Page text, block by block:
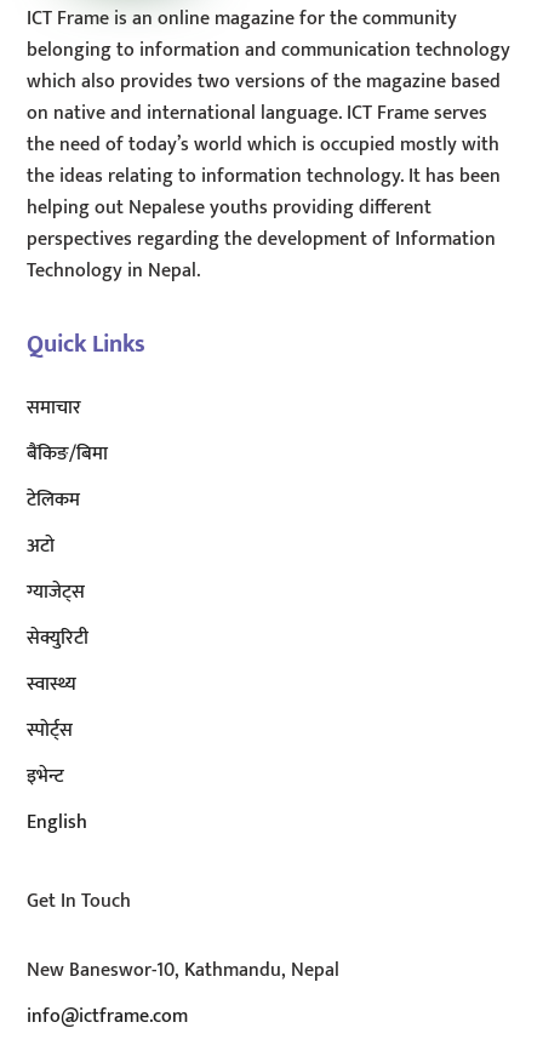
ICT Frame is an online magazine for the community
belonging to information and communication technology
which also provides two versions of the magazine based
on native and international language. ICT Frame serves
the need of today’s world which is occupied mostly with
the ideas relating to information technology. It has been
helping out Nepalese youths providing different
perspectives regarding the development of Information
Technology in Nepal.
Quick Links
समाचार
बैंकिङ/बिमा
टेलिकम
अटाे
ग्याजेट्स
सेक्युरिटी
स्वास्थ्य
स्पोर्ट्स
इभेन्ट
English
Get In Touch
New Baneswor-10, Kathmandu, Nepal
info@ictframe.com